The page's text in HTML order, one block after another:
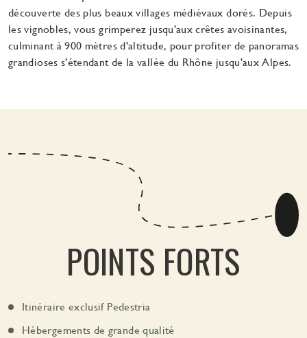
découverte des plus beaux villages médiévaux dorés. Depuis
les vignobles, vous grimperez jusqu'aux crêtes avoisinantes,
culminant à 900 mètres d'altitude, pour profiter de panoramas
grandioses s'étendant de la vallée du Rhône jusqu'aux Alpes.
POINTS FORTS
Itinéraire exclusif Pedestria
Hébergements de grande qualité